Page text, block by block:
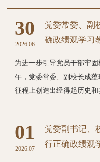
党建引领，坚决扛牢“一岗
的领导和党的建设，推动
过硬队伍、涵养清朗生态，
发展。要抓实理论铸魂，把
总书记关于树立和践行正
治任务，不断强化宗旨意
定性意义，增强“四个意识”
成效转化为笃行实干的过
量发展实绩。后勤处要紧盯
阶。这一标志性成果充分
扣地方发展需求深耕研究，
每三年评选一次，至今已
科工作者的突出成绩，激
造精品，集中展示高校人文
大理论与实践成果，代表着
30
2026.06
党委常委、副
确政绩观学习
为进一步引导党员干部牢
午，党委常委、副校长成
征程上创造出经得起历史
确政绩观。一是溯源明理
三个维度，梳理我党不同时
01
2026.07
党委副书记、
行正确政绩观